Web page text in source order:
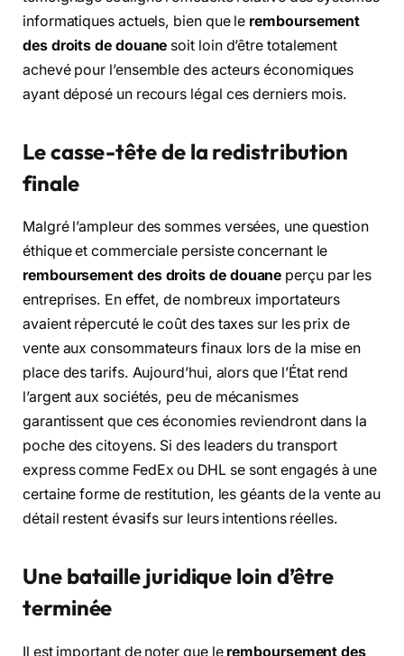
informatiques actuels, bien que le remboursement
des droits de douane soit loin d’être totalement
achevé pour l’ensemble des acteurs économiques
ayant déposé un recours légal ces derniers mois.
Le casse-tête de la redistribution
finale
Malgré l’ampleur des sommes versées, une question
éthique et commerciale persiste concernant le
remboursement des droits de douane perçu par les
entreprises. En effet, de nombreux importateurs
avaient répercuté le coût des taxes sur les prix de
vente aux consommateurs finaux lors de la mise en
place des tarifs. Aujourd’hui, alors que l’État rend
l’argent aux sociétés, peu de mécanismes
garantissent que ces économies reviendront dans la
poche des citoyens. Si des leaders du transport
express comme FedEx ou DHL se sont engagés à une
certaine forme de restitution, les géants de la vente au
détail restent évasifs sur leurs intentions réelles.
Une bataille juridique loin d’être
terminée
Il est important de noter que le remboursement des